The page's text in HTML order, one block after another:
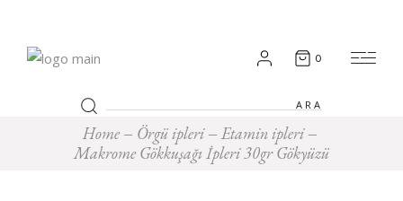
0
Search
for:
Home Örgü ipleri
Etamin ipleri
Makrome Gökkuşağı İpleri 30gr Gökyüzü